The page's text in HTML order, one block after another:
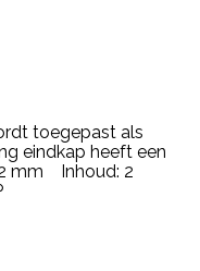
toegepast als
eindkap heeft een
mm Inhoud: 2